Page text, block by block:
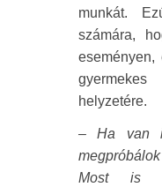
munkát.
számára,
helyzetére.
– Ha van
Most is a